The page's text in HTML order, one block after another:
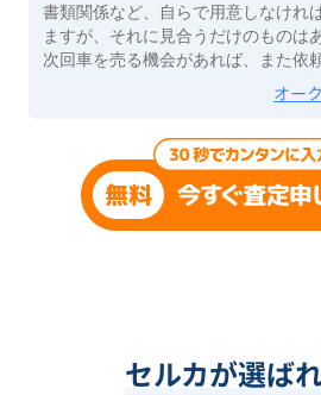
書類関係など、自らで用意しなけれ
ますが、それに見合うだけのものは
次回車を売る機会があれば、また依
オー
セルカが選ば